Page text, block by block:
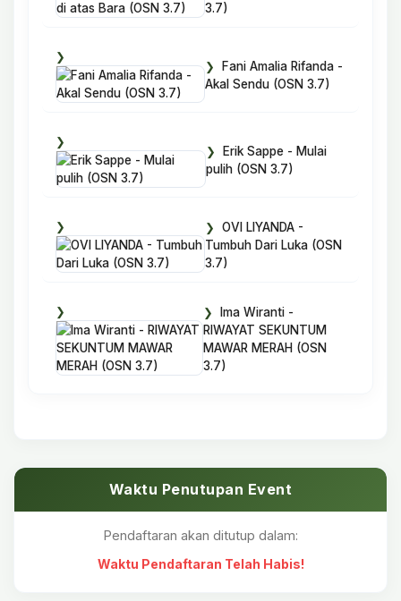
3.7)
Fani Amalia Rifanda -
Akal Sendu (OSN 3.7)
Erik Sappe - Mulai
pulih (OSN 3.7)
OVI LIYANDA -
Tumbuh Dari Luka (OSN
3.7)
Ima Wiranti -
RIWAYAT SEKUNTUM
MAWAR MERAH (OSN
3.7)
Waktu Penutupan Event
Pendaftaran akan ditutup dalam:
Waktu Pendaftaran Telah Habis!